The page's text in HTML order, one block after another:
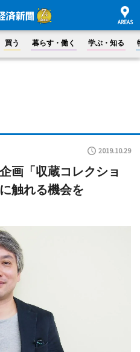
買う 暮らす・働く 学ぶ・知る
2019.10.29
画「収蔵コレクショ
触れる機会を